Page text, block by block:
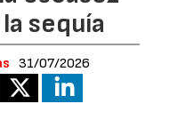
sequía
31/07/2026